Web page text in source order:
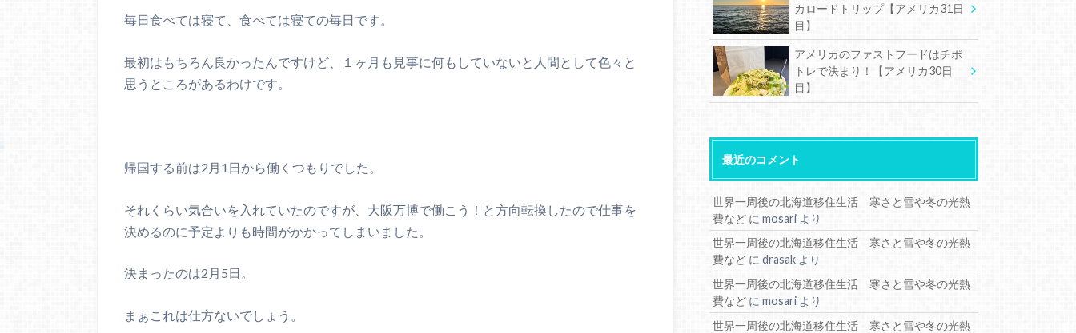
毎日食べては寝て、食べては寝ての毎日です。
最初はもちろん良かったんですけど、１ヶ月も見事に何もしていないと人間として色々と
思うところがあるわけです。
帰国する前は2月1日から働くつもりでした。
それくらい気合いを入れていたのですが、大阪万博で働こう！と方向転換したので仕事を
決めるのに予定よりも時間がかかってしまいました。
決まったのは2月5日。
まぁこれは仕方ないでしょう。
カロードトリップ【アメリカ31日
目】
アメリカのファストフードはチポ
トレで決まり！【アメリカ30日
目】
最近のコメント
世界一周後の北海道移住生活 寒さと雪や冬の光熱
費など にmosari より
世界一周後の北海道移住生活 寒さと雪や冬の光熱
費など にdrasak より
世界一周後の北海道移住生活 寒さと雪や冬の光熱
費など にmosari より
世界一周後の北海道移住生活 寒さと雪や冬の光熱